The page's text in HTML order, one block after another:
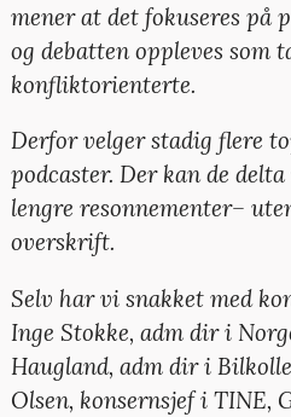
mener at det fokuseres på
og debatten oppleves som
konfliktorienterte.
Derfor velger stadig flere
podcaster. Der kan de
lengre resonnementer–
overskrift.
Selv har vi snakket med
Inge Stokke, adm dir i
Haugland, adm dir i
Olsen, konsernsjef i TINE,